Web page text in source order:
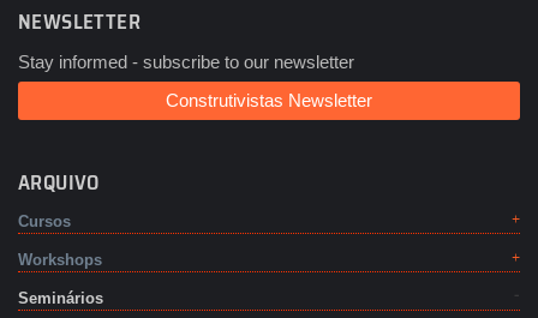
NEWSLETTER
Stay informed - subscribe to our newsletter
Construtivistas Newsletter
ARQUIVO
Cursos
Workshops
Seminários